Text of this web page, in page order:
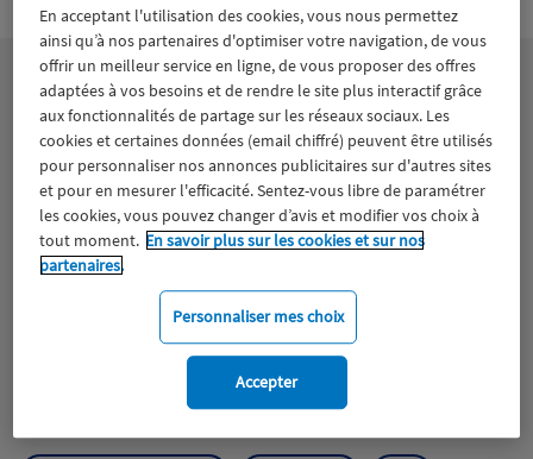
Lesthématiques
Aidants Catastrophes naturelles Climat
Engagement Epargne ESS
Expérience clients Fondation Macif
Mutualisme
Protection de l'environnement
En acceptant l'utilisation des cookies, vous nous permettez
ainsi qu’à nos partenaires d'optimiser votre navigation, de vous
offrir un meilleur service en ligne, de vous proposer des offres
adaptées à vos besoins et de rendre le site plus interactif grâce
aux fonctionnalités de partage sur les réseaux sociaux. Les
cookies et certaines données (email chiffré) peuvent être utilisés
pour personnaliser nos annonces publicitaires sur d'autres sites
et pour en mesurer l'efficacité. Sentez-vous libre de paramétrer
les cookies, vous pouvez changer d’avis et modifier vos choix à
tout moment. En savoir plus sur les cookies et sur nos
partenaires.
Personnaliser mes choix
Accepter